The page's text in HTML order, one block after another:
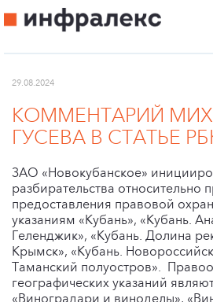
29.08.2024
КОММЕНТАРИЙ
ГУСЕВА В СТАТЬЕ
ЗАО «Новокубанское»
разбирательства относительно
предоставления правовой
указаниям «Кубань», «Кубань.
Геленджик», «Кубань. Долина
Крымск», «Кубань.
Таманский полуостров».
географических указаний
«Виноградари и виноделы»,